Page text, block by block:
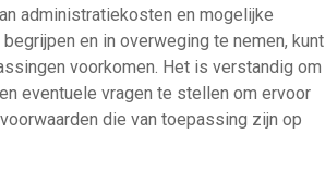
administratiekosten en mogelijke
en in overweging te nemen, kunt
voorkomen. Het is verstandig om
eventuele vragen te stellen om ervoor
die van toepassing zijn op